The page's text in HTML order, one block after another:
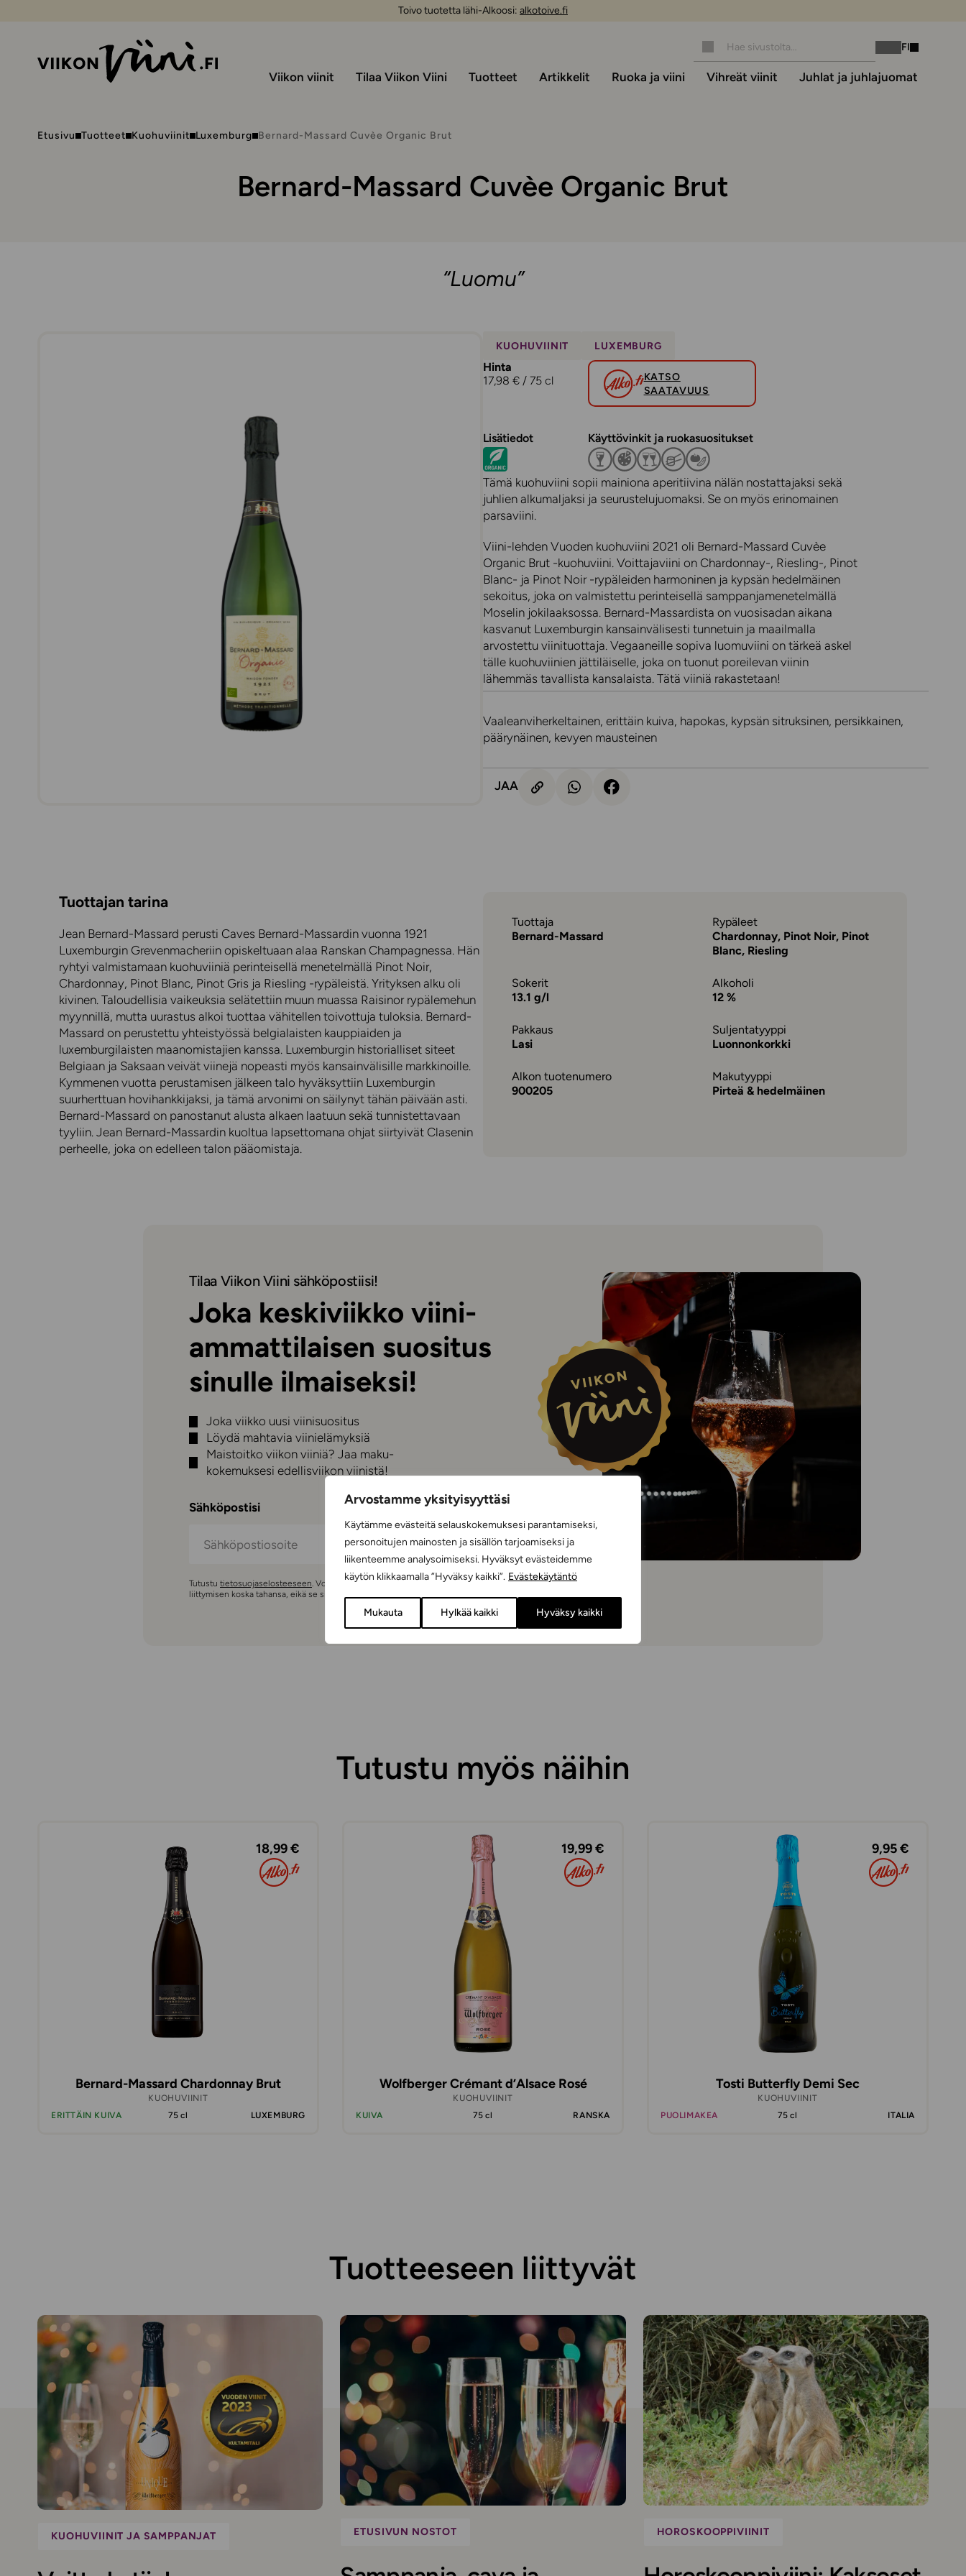
Arvostamme yksityisyyttäsi
Käytämme evästeitä selauskokemuksesi parantamiseksi,
personoitujen mainosten ja sisällön tarjoamiseksi ja
liikenteemme analysoimiseksi. Hyväksyt evästeidemme
käytön klikkaamalla ”Hyväksy kaikki”. Evästekäytäntö
Mukauta Hylkää kaikki Hyväksy kaikki
Toivo tuotetta lähi-Alkoosi: alkotoive.fi
Instagram
Facebook
FI
Viikon viinit Tilaa Viikon Viini Tuotteet Artikkelit Ruoka ja viini Vihreät viinit Juhlat ja juhlajuomat
Etusivu Tuotteet Kuohuviinit Luxemburg Bernard-Massard Cuvèe Organic Brut
Bernard-Massard Cuvèe Organic Brut
“Luomu”
KUOHUVIINIT LUXEMBURG
Hinta
17,98 € / 75 cl
KATSO
SAATAVUUS
Lisätiedot Käyttövinkit ja ruokasuositukset
Tämä kuohuviini sopii mainiona aperitiivina nälän nostattajaksi sekä
juhlien alkumaljaksi ja seurustelujuomaksi. Se on myös erinomainen
parsaviini.
Viini-lehden Vuoden kuohuviini 2021 oli Bernard-Massard Cuvèe
Organic Brut -kuohuviini. Voittajaviini on Chardonnay-, Riesling-, Pinot
Blanc- ja Pinot Noir -rypäleiden harmoninen ja kypsän hedelmäinen
sekoitus, joka on valmistettu perinteisellä samppanjamenetelmällä
Moselin jokilaaksossa. Bernard-Massardista on vuosisadan aikana
kasvanut Luxemburgin kansainvälisesti tunnetuin ja maailmalla
arvostettu viinituottaja. Vegaaneille sopiva luomuviini on tärkeä askel
tälle kuohuviinien jättiläiselle, joka on tuonut poreilevan viinin
lähemmäs tavallista kansalaista. Tätä viiniä rakastetaan!
Vaaleanviherkeltainen, erittäin kuiva, hapokas, kypsän sitruksinen, persikkainen,
päärynäinen, kevyen mausteinen
JAA
Tuottajan tarina
Jean Bernard-Massard perusti Caves Bernard-Massardin vuonna 1921
Luxemburgin Grevenmacheriin opiskeltuaan alaa Ranskan Champagnessa. Hän
ryhtyi valmistamaan kuohuviiniä perinteisellä menetelmällä Pinot Noir,
Chardonnay, Pinot Blanc, Pinot Gris ja Riesling -rypäleistä. Yrityksen alku oli
kivinen. Taloudellisia vaikeuksia selätettiin muun muassa Raisinor rypälemehun
myynnillä, mutta uurastus alkoi tuottaa vähitellen toivottuja tuloksia. Bernard-
Massard on perustettu yhteistyössä belgialaisten kauppiaiden ja
luxemburgilaisten maanomistajien kanssa. Luxemburgin historialliset siteet
Belgiaan ja Saksaan veivät viinejä nopeasti myös kansainvälisille markkinoille.
Kymmenen vuotta perustamisen jälkeen talo hyväksyttiin Luxemburgin
suurherttuan hovihankkijaksi, ja tämä arvonimi on säilynyt tähän päivään asti.
Bernard-Massard on panostanut alusta alkaen laatuun sekä tunnistettavaan
tyyliin. Jean Bernard-Massardin kuoltua lapsettomana ohjat siirtyivät Clasenin
perheelle, joka on edelleen talon pääomistaja.
Tuottaja
Bernard-Massard
Rypäleet
Chardonnay, Pinot Noir, Pinot
Blanc, Riesling
Sokerit
13.1 g/l
Alkoholi
12 %
Pakkaus
Lasi
Suljentatyyppi
Luonnonkorkki
Alkon tuotenumero
900205
Makutyyppi
Pirteä & hedelmäinen
Tilaa Viikon Viini sähköpostiisi!
Joka keskiviikko viini-
ammattilaisen suositus
sinulle ilmaiseksi!
Joka viikko uusi viinisuositus
Löydä mahtavia viinielämyksiä
Maistoitko viikon viiniä? Jaa maku-
kokemuksesi edellisviikon viinistä!
Sähköpostisi
TILAA
Tutustu tietosuojaselosteeseen. Voit peruttaa
liittymisen koska tahansa, eikä se sido sinua mihinkään.
Tutustu myös näihin
18,99 €
Bernard-Massard Chardonnay Brut
KUOHUVIINIT
ERITTÄIN KUIVA
75 cl LUXEMBURG
19,99 €
Wolfberger Crémant d’Alsace Rosé
KUOHUVIINIT
KUIVA
75 cl RANSKA
9,95 €
Tosti Butterfly Demi Sec
KUOHUVIINIT
PUOLIMAKEA
75 cl ITALIA
Tuotteeseen liittyvät
KUOHUVIINIT JA SAMPPANJAT ETUSIVUN NOSTOT HOROSKOOPPIVIINIT